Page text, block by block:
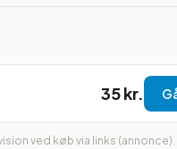
35 kr.
ved køb via links (annonce).